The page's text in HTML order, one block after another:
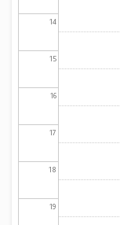
14
15
16
17
18
19